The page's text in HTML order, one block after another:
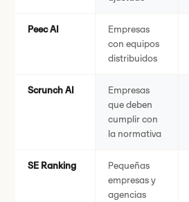
Peec AI
Empresas
con equipos
distribuidos
Scrunch AI
Empresas
que deben
cumplir con
la normativa
SE Ranking
Pequeñas
empresas y
agencias